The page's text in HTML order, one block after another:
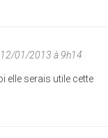
01/2013 à 9h14
elle serais utile cette